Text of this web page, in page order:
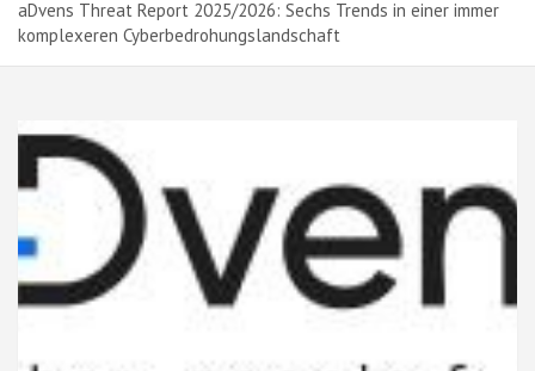
aDvens Threat Report 2025/2026: Sechs Trends in einer immer
komplexeren Cyberbedrohungslandschaft